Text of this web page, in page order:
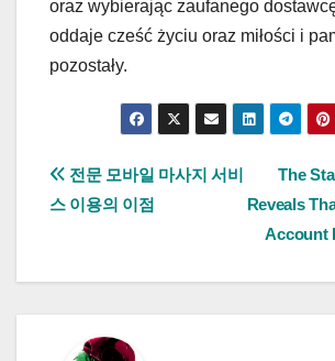
oraz wybierając zaufanego
oddaje cześć życiu oraz miłości i
pozostały.
Post
navigation
The
Reveals
Account
전문 모바일 마사지 서비
스 이용의 이점